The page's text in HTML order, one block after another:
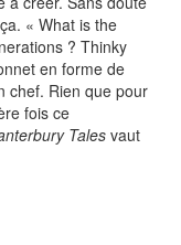
« What is the
? Thinky
en forme de
chef. Rien que pour
fois ce
Tales vaut